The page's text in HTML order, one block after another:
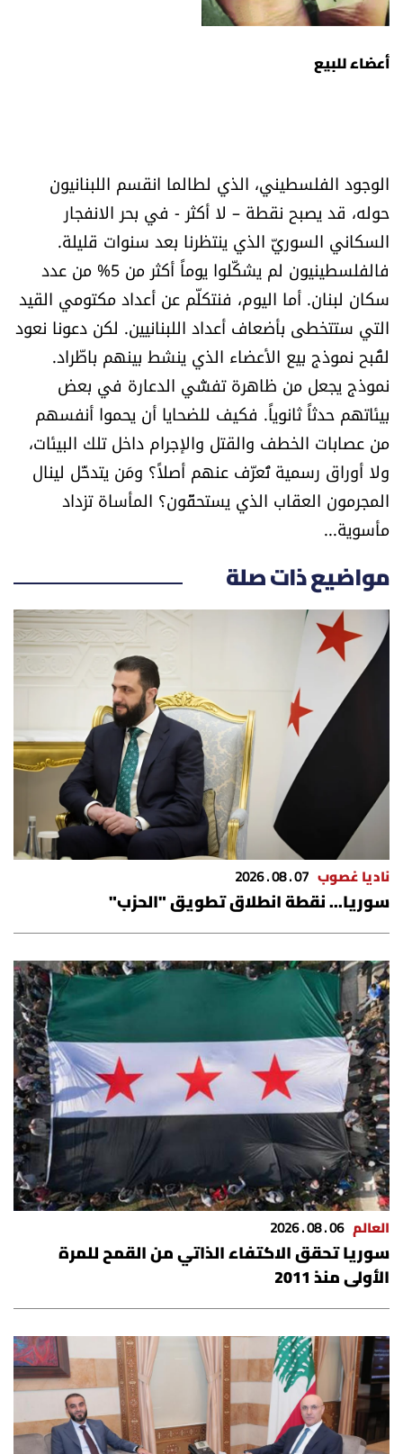
أعضاء للبيع
الوجود الفلسطيني، الذي لطالما انقسم اللبنانيون
حوله، قد يصبح نقطة – لا أكثر - في بحر الانفجار
السكاني السوريّ الذي ينتظرنا بعد سنوات قليلة.
فالفلسطينيون لم يشكّلوا يوماً أكثر من 5% من عدد
سكان لبنان. أما اليوم، فنتكلّم عن أعداد مكتومي القيد
التي ستتخطى بأضعاف أعداد اللبنانيين. لكن دعونا نعود
لقُبح نموذج بيع الأعضاء الذي ينشط بينهم باطّراد.
نموذج يجعل من ظاهرة تفشّي الدعارة في بعض
بيئاتهم حدثاً ثانوياً. فكيف للضحايا أن يحموا أنفسهم
من عصابات الخطف والقتل والإجرام داخل تلك البيئات،
ولا أوراق رسمية تُعرّف عنهم أصلاً؟ ومَن يتدخّل لينال
المجرمون العقاب الذي يستحقّون؟ المأساة تزداد
مأسوية...
مواضيع ذات صلة
ناديا غصوب 07 . 08 . 2026
سوريا... نقطة انطلاق تطويق "الحزب"
العالم 06 . 08 . 2026
سوريا تحقق الاكتفاء الذاتي من القمح للمرة
الأولى منذ 2011